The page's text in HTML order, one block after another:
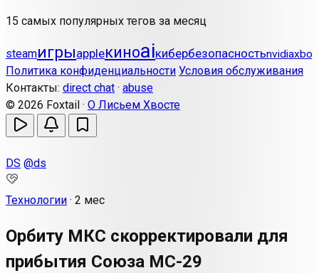
15 самых популярных тегов за месяц
steamигрыappleкиноaiкибербезопасностьnvidiaxbox
Политика конфиденциальности Условия обслуживания
Контакты: direct chat · abuse
© 2026 Foxtail · О Лисьем Хвосте
DS @ds
Технологии · 2 мес
Орбиту МКС скорректировали для
прибытия Союза МС-29